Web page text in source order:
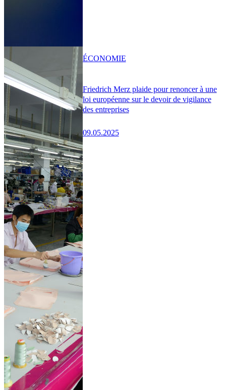
Friedrich Merz plaide pour renoncer à une
loi européenne sur le devoir de vigilance
des entreprises
09.05.2025
ÉCONOMIE